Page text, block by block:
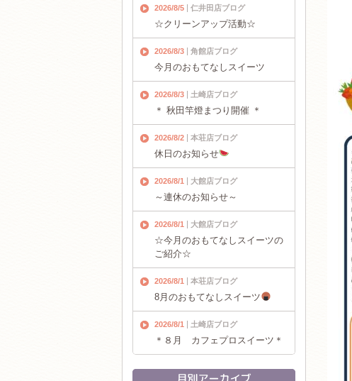
2026/8/5 仁井田店ブログ
☆クリーンアップ活動☆
2026/8/3 角館店ブログ
今月のおもてなしスイーツ
2026/8/3 土崎店ブログ
＊ 秋田竿燈まつり開催 ＊
2026/8/2 本荘店ブログ
休日のお知らせ
2026/8/1 大館店ブログ
～連休のお知らせ～
2026/8/1 大館店ブログ
☆今月のおもてなしスイーツの
ご紹介☆
2026/8/1 本荘店ブログ
8月のおもてなしスイーツ
2026/8/1 土崎店ブログ
＊８月 カフェプロスイーツ＊